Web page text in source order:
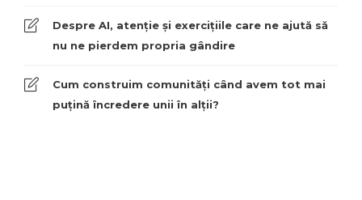
Despre AI, atenție și exercițiile care ne ajută să
nu ne pierdem propria gândire
Cum construim comunități când avem tot mai
puțină încredere unii în alții?